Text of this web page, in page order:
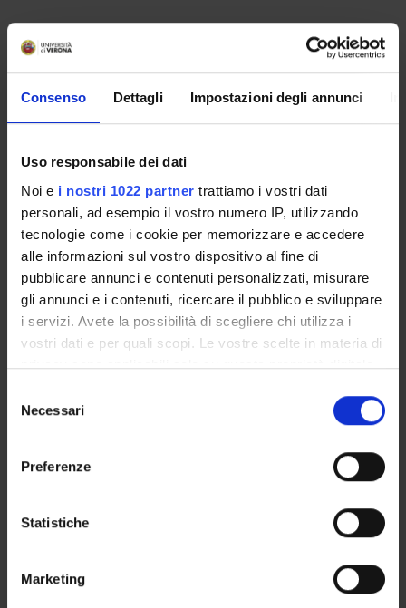
Consenso Dettagli Impostazioni degli annunci
Uso responsabile dei dati
Noi e i nostri 1022 partner trattiamo i vostri dati
personali, ad esempio il vostro numero IP, utilizzando
tecnologie come i cookie per memorizzare e accedere
alle informazioni sul vostro dispositivo al fine di
pubblicare annunci e contenuti personalizzati, misurare
gli annunci e i contenuti, ricercare il pubblico e sviluppare
i servizi. Avete la possibilità di scegliere chi utilizza i
vostri dati e per quali scopi. Le vostre scelte in materia di
privacy sono applicabili solo su questa proprietà digitale
modificare o revocare il proprio consenso in qualsiasi
momento dalla Dichiarazione sui cookie o facendo clic
raccogliere informazioni sulla tua posizione
geografica, con un'approssimazione di qualche
Identificare il tuo dispositivo, scansionandolo
delNecessari
Preferenze
Statistiche
Marketing
GOVERNANCE
SERVIZI DI SEGRETERIA STUDENTI
STRUTTURE DEL DIPARTIMENTO
LABORATORI DI RICERCA
CENTRI DI RICERCA
Contatti
Luoghi